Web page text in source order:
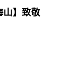
山】致敬